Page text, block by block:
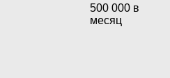
500 000 в
месяц